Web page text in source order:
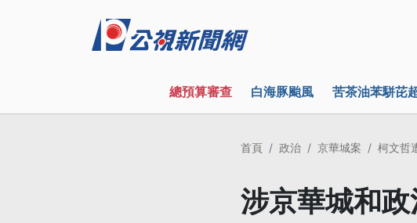
總預算審查 白海豚颱風 苦茶油苯駢芘
首頁 政治 京華城案 柯文哲
涉京華城和